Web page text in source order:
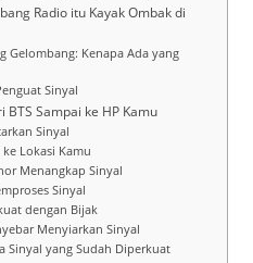
Radio itu Kayak Ombak di
Gelombang: Kenapa Ada yang
Sinyal
Sampai ke HP Kamu
Sinyal
Lokasi Kamu
Menangkap Sinyal
Sinyal
dengan Bijak
Menyiarkan Sinyal
Sinyal yang Sudah Diperkuat